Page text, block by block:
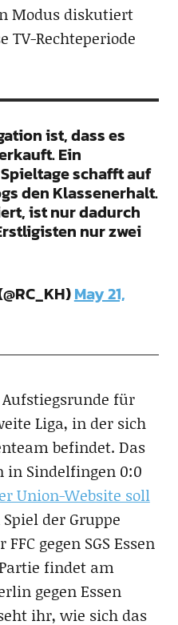
Modus diskutiert
TV-Rechteperiode
ist, dass es
Ein
schafft auf
den Klassenerhalt.
ist nur dadurch
nur zwei
May 21,
für
Liga, in der sich
befindet. Das
in Sindelfingen 0:0
Union-Website soll
der Gruppe
gegen SGS Essen
findet am
gegen Essen
ihr, wie sich das